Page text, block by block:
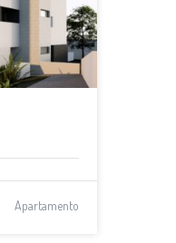
Apartamento